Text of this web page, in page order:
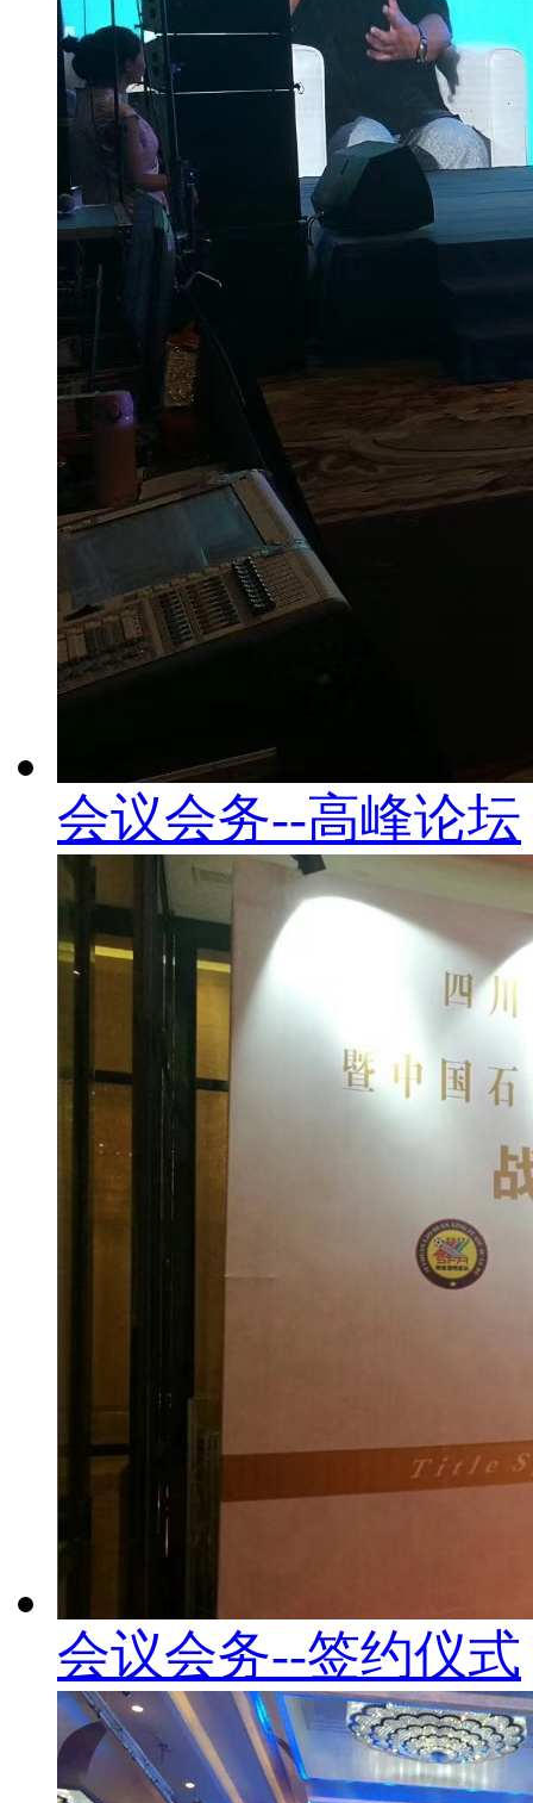
会议会务--高峰论坛
会议会务--签约仪式